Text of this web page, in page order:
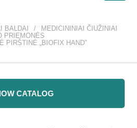
BALDAI
MEDICININIAI ČIUŽINIAI
PRIEMONĖS
PIRŠTINĖ „BIOFIX HAND”
CATALOG